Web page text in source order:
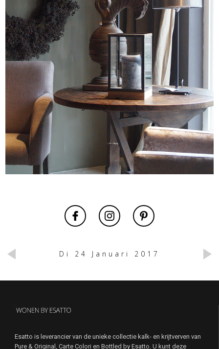
Di 24 Januari 2017
Esatto is leverancier van de unieke collectie kalk- en krijtverven van
Pure & Original, Carte Colori en Bottled by Esatto. U kunt deze